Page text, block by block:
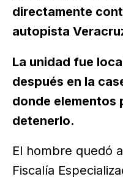
directamente
autopista
La unidad fue
después en la
donde elementos
detenerlo.
El hombre quedó
Fiscalía